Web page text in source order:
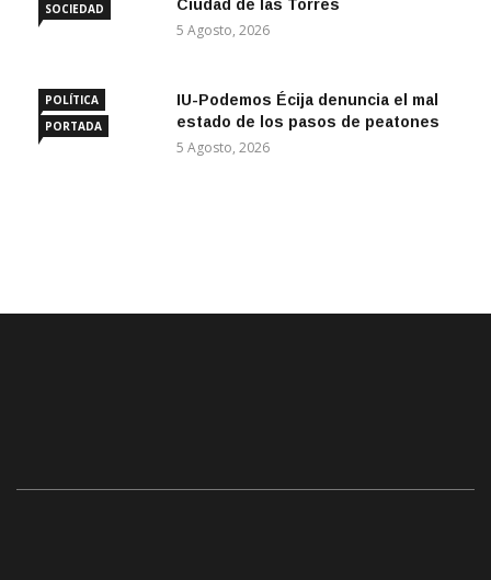
SOCIEDAD
Ciudad de las Torres
5 Agosto, 2026
POLÍTICA
PORTADA
IU-Podemos Écija denuncia el mal
estado de los pasos de peatones
5 Agosto, 2026